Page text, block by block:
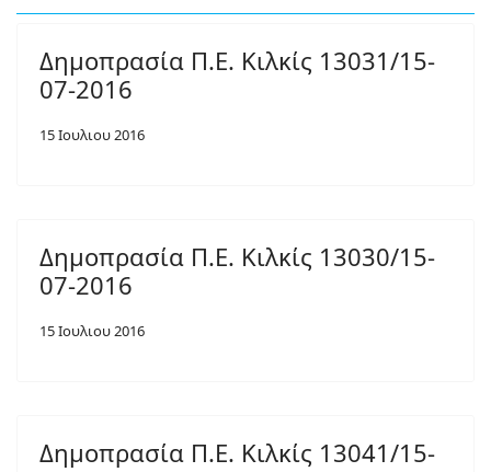
Δημοπρασία Π.Ε. Κιλκίς 13031/15-
07-2016
15 Ιουλιου 2016
Δημοπρασία Π.Ε. Κιλκίς 13030/15-
07-2016
15 Ιουλιου 2016
Δημοπρασία Π.Ε. Κιλκίς 13041/15-